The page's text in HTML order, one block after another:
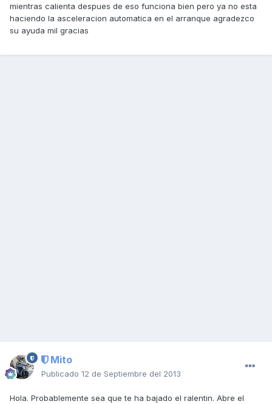
mientras calienta despues de eso funciona bien pero ya no esta
haciendo la asceleracion automatica en el arranque agradezco
su ayuda mil gracias
Mito
Publicado 12 de Septiembre del 2013
Hola. Probablemente sea que te ha bajado el ralentin. Abre el